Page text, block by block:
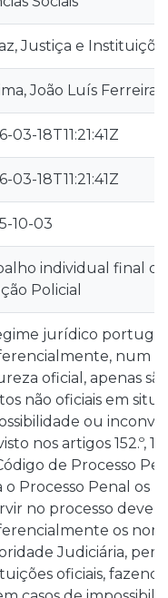
Justiça e
João Luís Ferreira
03-18T11:21:41Z
03-18T11:21:41Z
10-03
individual final
Policial
jurídico
num
oficial, apenas
não oficiais em
ou
nos artigos 152.º,
de Processo
o Processo Penal os
no processo
os
Judiciária,
oficiais,